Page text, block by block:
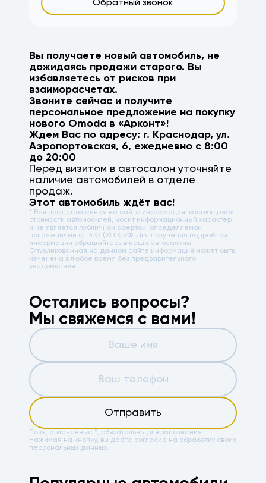
Обратный звонок
Вы получаете новый автомобиль, не
дожидаясь продажи старого. Вы
избавляетесь от рисков при
взаиморасчетах.
Звоните сейчас и получите
персональное предложение на покупку
нового Omoda в «Арконт»!
Ждем Вас по адресу: г. Краснодар,ул.
Аэропортовская, 6, ежедневно с 8:00
до 20:00
Перед визитом в автосалон уточняйте
наличие автомобилей в отделе
продаж.
Этот автомобиль ждёт вас!
* Вся представленная на сайте информация, касающаяся
стоимости автомобилей, носит информационный характер
и не является публичной офертой, определяемой
положениями ст. 437 (2) ГК РФ. Для получения подробной
информации обращайтесь в наши автосалоны.
Опубликованная на данном сайте информация может быть
изменена в любое время без предварительного
уведомления.
Остались вопросы?
Мы свяжемся с вами!
Отправить
Поля, отмеченные *, обязательны для заполнения.
Нажимая на кнопку, вы даёте согласие на обработку своих
персональных данных.